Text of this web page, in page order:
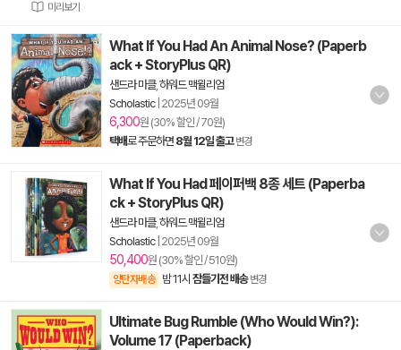
미리보기
What If You Had An Animal Nose? (Paperb
ack + StoryPlus QR)
샌드라 마클, 하워드 맥윌리엄
Scholastic| 2025년 09월
6,300원 (30% 할인 / 70원)
택배로 주문하면 8월 12일 출고 변경
What If You Had 페이퍼백 8종 세트 (Paperba
ck + StoryPlus QR)
샌드라 마클, 하워드 맥윌리엄
Scholastic| 2025년 09월
50,400원 (30% 할인 / 510원)
양탄자배송 밤 11시 잠들기전 배송 변경
Ultimate Bug Rumble (Who Would Win?):
Volume 17 (Paperback)